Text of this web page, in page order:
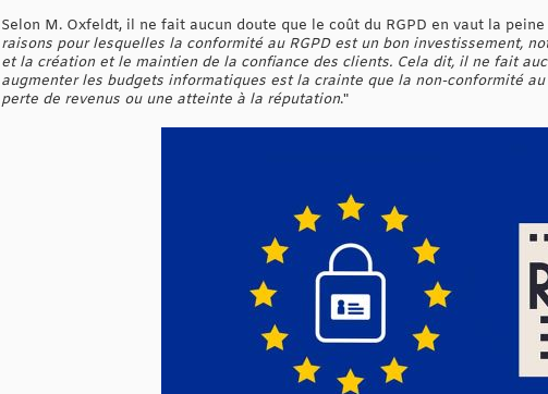
Selon M. Oxfeldt, il ne fait aucun doute que le coût du RGPD en vaut la peine
raisons pour lesquelles la conformité au RGPD est un bon investissement,
et la création et le maintien de la confiance des clients. Cela dit, il ne fait
augmenter les budgets informatiques est la crainte que la non-conformité
perte de revenus ou une atteinte à la réputation."